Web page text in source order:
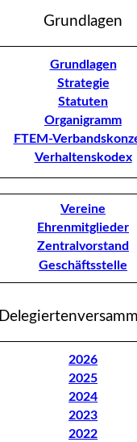
Grundlagen
Grundlagen
Strategie
Statuten
Organigramm
FTEM-
Verhaltenskodex
Vereine
Ehrenmitglieder
Zentralvorstand
Geschäftsstelle
2026
2025
2024
2023
2022